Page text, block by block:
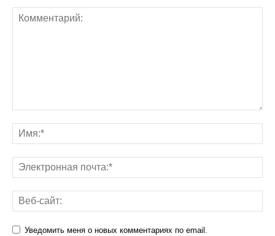
Уведомить меня о новых комментариях по email.